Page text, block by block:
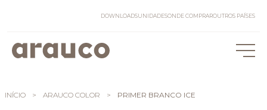
DOWNLOADSUNIDADESONDE COMPRAROUTROS PAÍSES
INÍCIO > ARAUCO COLOR > PRIMER BRANCO ICE